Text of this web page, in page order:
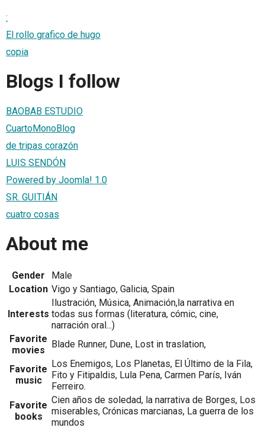
:
El rollo grafico de hugo
copia
Blogs I follow
BAOBAB ESTUDIO
CuartoMonoBlog
de tripas corazón
LUIS SENDÓN
Powered by Joomla! 1.0
SR. GUITIÁN
cuatro cosas
About me
Gender
Male
Location Vigo y Santiago, Galicia, Spain
Interests
Ilustración, Música, Animación,la narrativa en
todas sus formas (literatura, cómic, cine,
narración oral...)
Favorite
movies
Blade Runner, Dune, Lost in traslation,
Favorite
music
Los Enemigos, Los Planetas, El Último de la Fila,
Fito y Fitipaldis, Lula Pena, Carmen París, Iván
Ferreiro.
Favorite
books
Cien años de soledad, la narrativa de Borges, Los
miserables, Crónicas marcianas, La guerra de los
mundos